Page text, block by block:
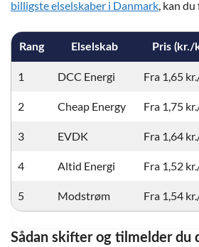
billigste elselskaber i Danmark, kan
Rang Elselskab Pris (kr./
1 DCC Energi Fra 1,65
2 Cheap Energy Fra 1,75
3 EVDK Fra 1,64
4 Altid Energi Fra 1,52
5 Modstrøm Fra 1,54
Sådan skifter og tilmelder du